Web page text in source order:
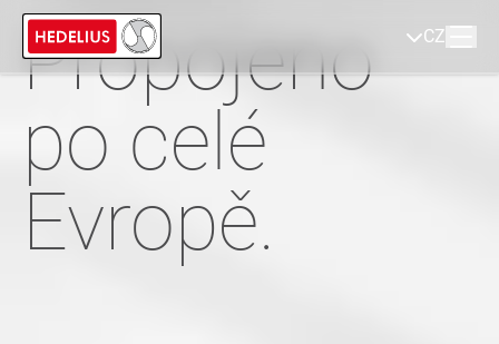
CZ
Propojeno
po celé
Evropě.